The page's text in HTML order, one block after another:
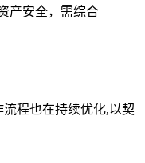
产安全，需综合
程也在持续优化,以契